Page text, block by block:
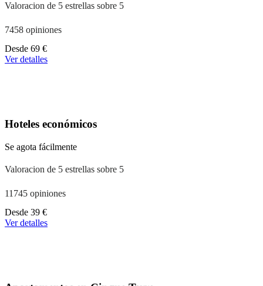
Valoracion de 5 estrellas sobre 5
7458 opiniones
A
partir
Desde 69 €
Ver detalles
Hoteles económicos
Se agota fácilmente
Valoracion de 5 estrellas sobre 5
11745 opiniones
A
partir
Desde 39 €
Ver detalles